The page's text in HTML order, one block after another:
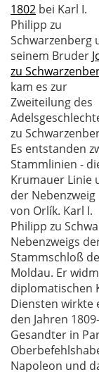
1802 bei Karl I.
Philipp zu
Schwarzenberg
seinem Bruder
zu
kam es zur
Zweiteilung des
zu
Es entstanden
Stammlinien -
Krumauer Linie
der Nebenzweig
von Orlík. Karl I.
Philipp zu
Nebenzweigs
Stammschloß
Moldau. Er
diplomatischen
Diensten wirkte
den Jahren
Gesandter in
Napoleon und